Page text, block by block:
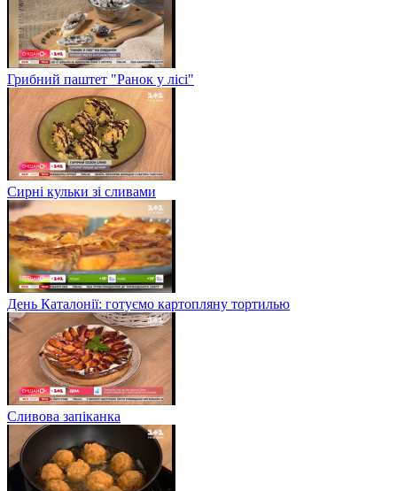
Грибний паштет "Ранок у лісі"
Сирні кульки зі сливами
День Каталонії: готуємо картопляну тортилью
Сливова запіканка